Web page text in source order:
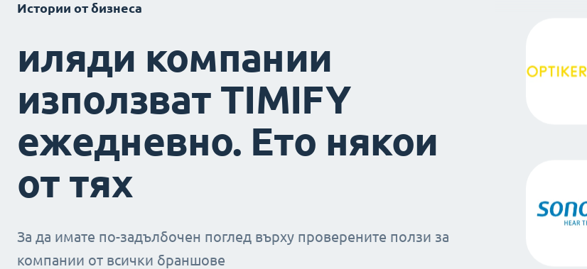
Истории от бизнеса
иляди компании
използват TIMIFY
ежедневно. Ето някои
от тях
За да имате по-задълбочен поглед върху проверените ползи за
компании от всички браншове